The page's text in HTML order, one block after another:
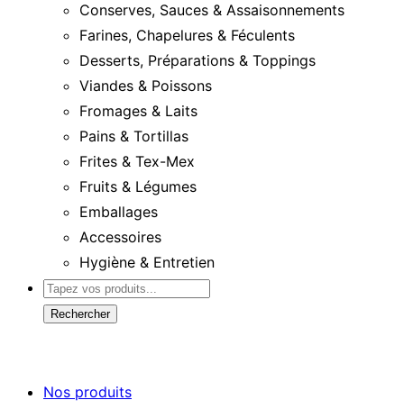
Conserves, Sauces & Assaisonnements
Farines, Chapelures & Féculents
Desserts, Préparations & Toppings
Viandes & Poissons
Fromages & Laits
Pains & Tortillas
Frites & Tex-Mex
Fruits & Légumes
Emballages
Accessoires
Hygiène & Entretien
Rechercher
Nos produits